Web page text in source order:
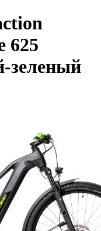
625
зеленый